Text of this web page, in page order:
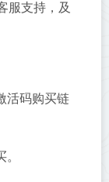
服支持，及
活码购买链